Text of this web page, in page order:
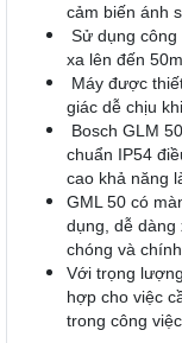
cảm biến ánh
Sử dụng
xa lên đến
Máy được
giác dễ chịu
Bosch GLM
chuẩn IP54
cao khả năng
GML 50 có
dụng, dễ dàng
chóng và
Với trọng
hợp cho việc
trong công việc.